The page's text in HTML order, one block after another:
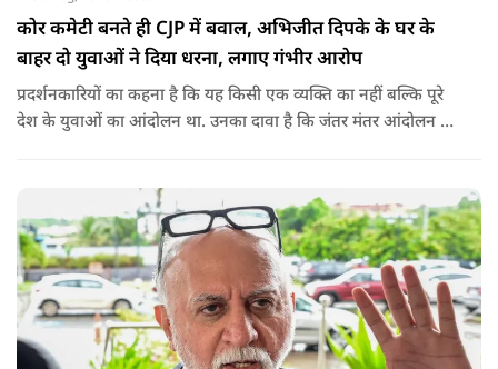
कोर कमेटी बनते ही CJP में बवाल, अभिजीत दिपके के घर के
बाहर दो युवाओं ने दिया धरना, लगाए गंभीर आरोप
प्रदर्शनकारियों का कहना है कि यह किसी एक व्यक्ति का नहीं बल्कि पूरे
देश के युवाओं का आंदोलन था. उनका दावा है कि जंतर मंतर आंदोलन से